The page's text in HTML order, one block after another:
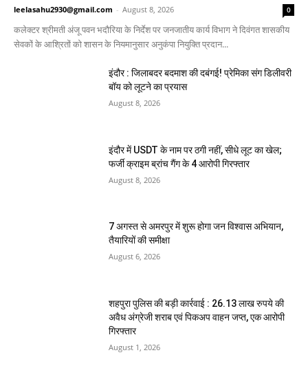
leelasahu2930@gmail.com - August 8, 2026 0
कलेक्टर श्रीमती अंजू पवन भदौरिया के निर्देश पर जनजातीय कार्य विभाग ने दिवंगत शासकीय
सेवकों के आश्रितों को शासन के नियमानुसार अनुकंपा नियुक्ति प्रदान...
इंदौर : जिलाबदर बदमाश की दबंगई! प्रेमिका संग डिलीवरी
बॉय को लूटने का प्रयास
August 8, 2026
इंदौर में USDT के नाम पर ठगी नहीं, सीधे लूट का खेल;
फर्जी क्राइम ब्रांच गैंग के 4 आरोपी गिरफ्तार
August 8, 2026
7 अगस्त से अमरपुर में शुरू होगा जन विश्वास अभियान,
तैयारियों की समीक्षा
August 6, 2026
शहपुरा पुलिस की बड़ी कार्रवाई : 26.13 लाख रुपये की
अवैध अंग्रेजी शराब एवं पिकअप वाहन जप्त, एक आरोपी
गिरफ्तार
August 1, 2026